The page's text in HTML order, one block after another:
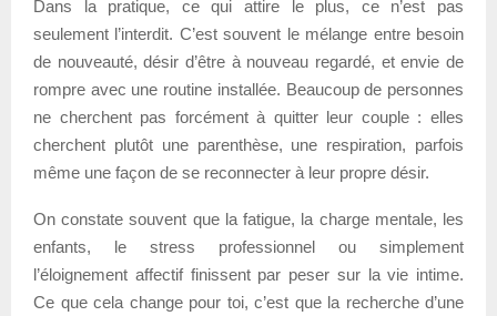
Dans la pratique, ce qui attire le plus, ce n’est pas
seulement l’interdit. C’est souvent le mélange entre besoin
de nouveauté, désir d’être à nouveau regardé, et envie de
rompre avec une routine installée. Beaucoup de personnes
ne cherchent pas forcément à quitter leur couple : elles
cherchent plutôt une parenthèse, une respiration, parfois
même une façon de se reconnecter à leur propre désir.
On constate souvent que la fatigue, la charge mentale, les
enfants, le stress professionnel ou simplement
l’éloignement affectif finissent par peser sur la vie intime.
Ce que cela change pour toi, c’est que la recherche d’une